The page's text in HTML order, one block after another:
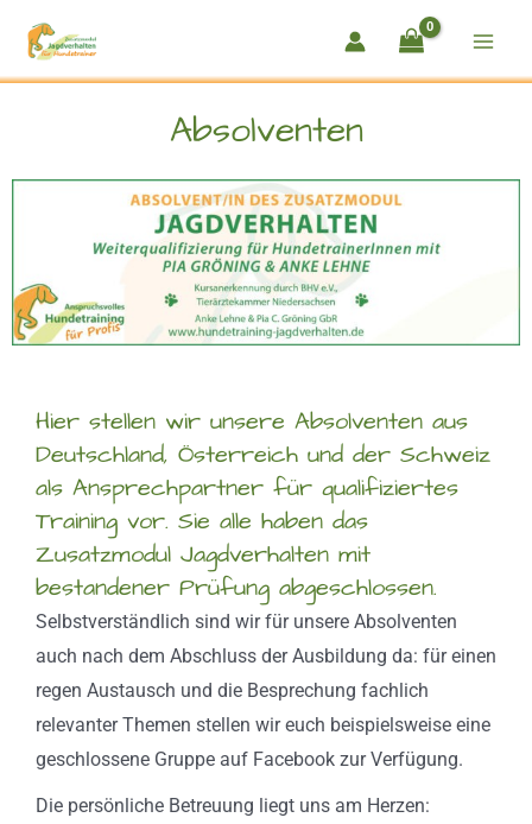
Inhalt
springen
Absolventen
Hier stellen wir unsere Absolventen aus
Deutschland, Österreich und der Schweiz
als Ansprechpartner für qualifiziertes
Training vor. Sie alle haben das
Zusatzmodul Jagdverhalten mit
bestandener Prüfung abgeschlossen.
Selbstverständlich sind wir für unsere Absolventen
auch nach dem Abschluss der Ausbildung da: für einen
regen Austausch und die Besprechung fachlich
relevanter Themen stellen wir euch beispielsweise eine
geschlossene Gruppe auf Facebook zur Verfügung.
Die persönliche Betreuung liegt uns am Herzen: